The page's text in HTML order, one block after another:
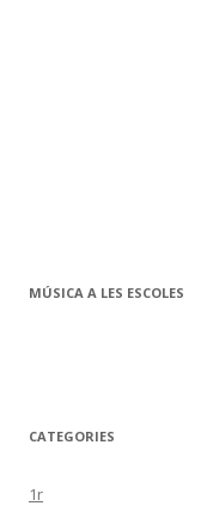
MÚSICA A LES ESCOLES
CATEGORIES
1r